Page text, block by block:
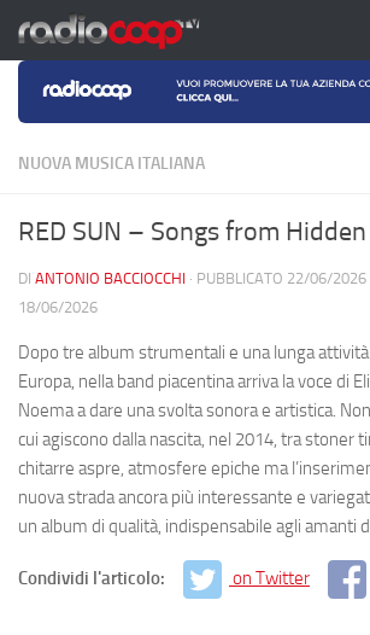
Salta al contenuto
NUOVA MUSICA ITALIANA
RED SUN – Songs from
DI ANTONIO BACCIOCCHI · PUBBLICATO 22/06/2026
18/06/2026
Dopo tre album strumentali e una lunga
Europa, nella band piacentina arriva la voce di
Noema a dare una svolta sonora e artistica.
cui agiscono dalla nascita, nel 2014, tra stoner
chitarre aspre, atmosfere epiche ma
nuova strada ancora più interessante e
un album di qualità, indispensabile agli amanti
Condividi l'articolo: on Twitter